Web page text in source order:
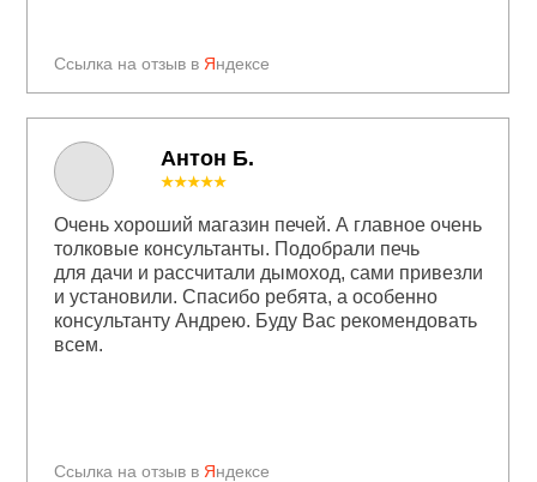
Антон Б.
Ссылка на отзыв в Яндексе
Ссылка на отзыв в Яндексе
★★★★★
Очень хороший магазин печей. А главное очень
толковые консультанты. Подобрали печь
для дачи и рассчитали дымоход, сами привезли
и установили. Спасибо ребята, а особенно
консультанту Андрею. Буду Вас рекомендовать
всем.